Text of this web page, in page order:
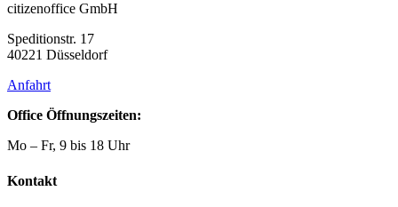
citizenoffice GmbH
Speditionstr. 17
40221 Düsseldorf
Anfahrt
Office Öffnungszeiten:
Mo – Fr, 9 bis 18 Uhr
Kontakt